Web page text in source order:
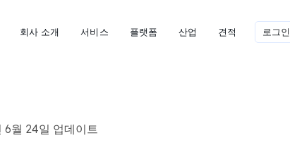
회사 소개 서비스 플랫폼 산업 견적 로그인
6월 24일 업데이트